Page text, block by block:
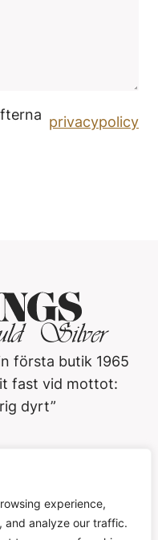
experience,
and analyze our traffic.
privacypolicy
första butik 1965
fast vid mottot:
dyrt”
Västerås
20